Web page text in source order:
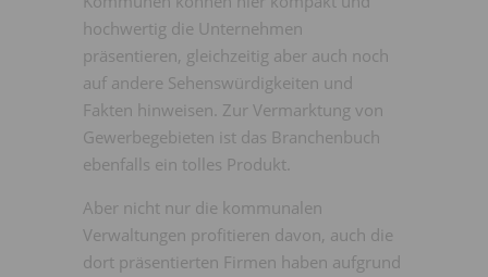
hochwertig die Unternehmen
präsentieren, gleichzeitig aber auch noch
auf andere Sehenswürdigkeiten und
Fakten hinweisen. Zur Vermarktung von
Gewerbegebieten ist das Branchenbuch
ebenfalls ein tolles Produkt.
Aber nicht nur die kommunalen
Verwaltungen profitieren davon, auch die
dort präsentierten Firmen haben aufgrund